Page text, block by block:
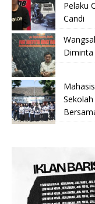
Pelaku
Candi